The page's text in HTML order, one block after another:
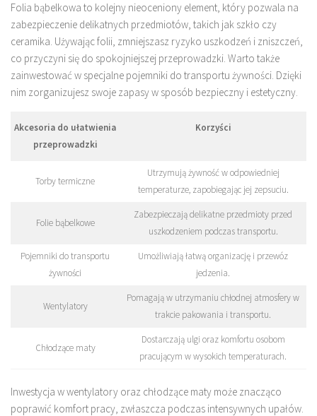
Folia bąbelkowa to kolejny nieoceniony element, który pozwala na
zabezpieczenie delikatnych przedmiotów, takich jak szkło czy
ceramika. Używając folii, zmniejszasz ryzyko uszkodzeń i zniszczeń,
co przyczyni się do spokojniejszej przeprowadzki. Warto także
zainwestować w specjalne pojemniki do transportu żywności. Dzięki
nim zorganizujesz swoje zapasy w sposób bezpieczny i estetyczny.
Akcesoria do ułatwienia
przeprowadzki
Korzyści
Torby termiczne
Utrzymują żywność w odpowiedniej
temperaturze, zapobiegając jej zepsuciu.
Folie bąbelkowe
Zabezpieczają delikatne przedmioty przed
uszkodzeniem podczas transportu.
Pojemniki do transportu
żywności
Umożliwiają łatwą organizację i przewóz
jedzenia.
Wentylatory
Pomagają w utrzymaniu chłodnej atmosfery w
trakcie pakowania i transportu.
Chłodzące maty
Dostarczają ulgi oraz komfortu osobom
pracującym w wysokich temperaturach.
Inwestycja w wentylatory oraz chłodzące maty może znacząco
poprawić komfort pracy, zwłaszcza podczas intensywnych upałów.